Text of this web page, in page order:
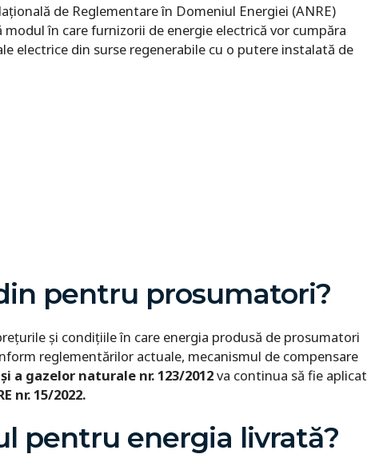
de Reglementare în Domeniul Energiei (ANRE)
în care furnizorii de energie electrică vor cumpăra
electrice din surse regenerabile cu o putere instalată de
pentru prosumatori?
și condițiile în care energia produsă de prosumatori
reglementărilor actuale, mecanismul de compensare
a gazelor naturale nr. 123/2012va continua să fie aplicat
nr. 15/2022.
pentru energia livrată?